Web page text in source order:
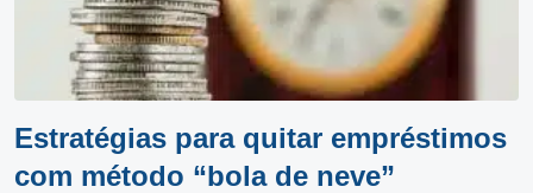
Estratégias para quitar empréstimos
com método “bola de neve”